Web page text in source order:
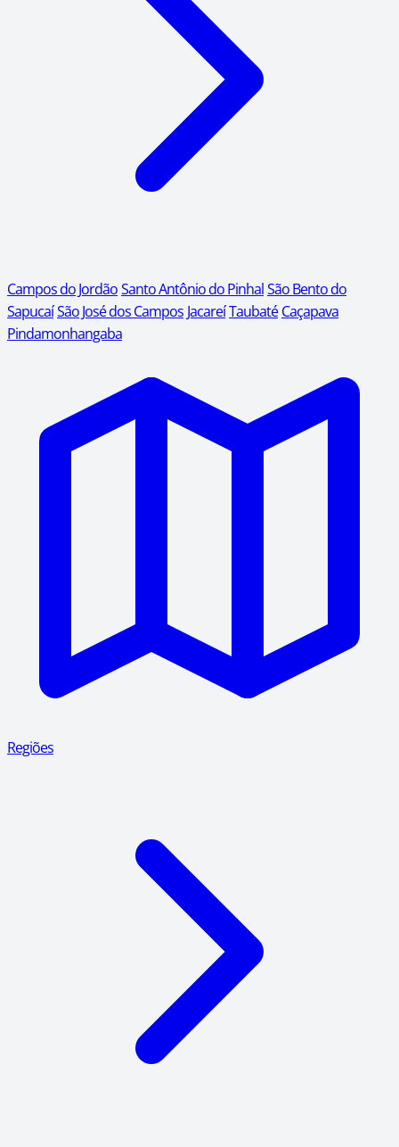
Campos do JordãoSanto Antônio do PinhalSão Bento do
SapucaíSão José dos Campos JacareíTaubaté Caçapava
Pindamonhangaba
Regiões